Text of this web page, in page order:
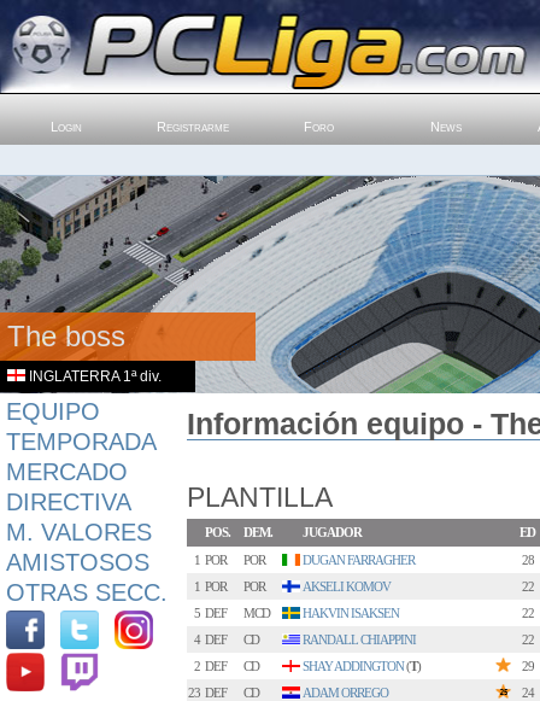
Login Registrarme Foro News
The boss
INGLATERRA 1ª div.
EQUIPO
TEMPORADA
MERCADO
DIRECTIVA
M. VALORES
AMISTOSOS
OTRAS SECC.
Información equipo -
PLANTILLA
POS. DEM. JUGADOR
ED
1 POR POR DUGAN FARRAGHER
28
1 POR POR AKSELI KOMOV
22
5 DEF MCD HAKVIN ISAKSEN
22
4 DEF CD RANDALL CHIAPPINI
22
2 DEF CD SHAY ADDINGTON(T)
29
23 DEF CD ADAM ORREGO
24